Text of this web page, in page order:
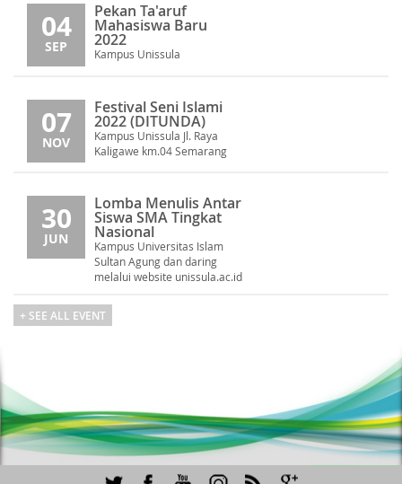
04
SEP
Pekan Ta'aruf
Mahasiswa Baru
2022
Kampus Unissula
07
NOV
Festival Seni Islami
2022 (DITUNDA)
Kampus Unissula Jl. Raya
Kaligawe km.04 Semarang
30
JUN
Lomba Menulis Antar
Siswa SMA Tingkat
Nasional
Kampus Universitas Islam
Sultan Agung dan daring
melalui website unissula.ac.id
+ SEE ALL EVENT